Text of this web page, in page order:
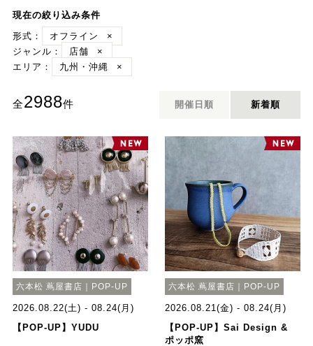
現在の絞り込み条件
形式：
オフライン
×
ジャンル：
店舗
×
エリア：
九州・沖縄 ×
全2988件 開催日順 新着順
六本松 蔦屋書店｜POP-UP
2026.08.22(土) - 08.24(月)
【POP-UP】YUDU
六本松 蔦屋書店｜POP-UP
2026.08.21(金) - 08.24(月)
【POP-UP】Sai Design &
ポッポ窯